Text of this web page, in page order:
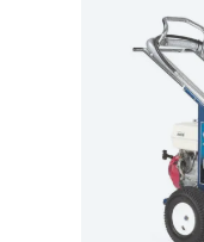
ez a
anyagokat,
vakolatot,
kivitelben,
valamint
Standard
és
kezeli a
skáláját, a